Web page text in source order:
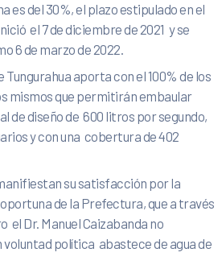
es del 30%, el plazo estipulado en el
el 7 de diciembre de 2021 y se
6 de marzo de 2022.
Tungurahua aporta con el 100% de los
mismos que permitirán embaular
de diseño de 600 litros por segundo,
y con una cobertura de 402
su satisfacción por la
de la Prefectura, que a través
el Dr. Manuel Caizabanda no
política abastece de agua de